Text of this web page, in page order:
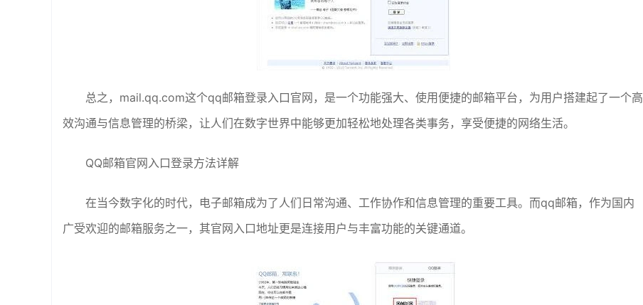
总之，mail.qq.com这个qq邮箱登录入口官网，是一个功能强大、使用便捷的邮箱平台，为用户搭建起了一个高
效沟通与信息管理的桥梁，让人们在数字世界中能够更加轻松地处理各类事务，享受便捷的网络生活。
QQ邮箱官网入口登录方法详解
在当今数字化的时代，电子邮箱成为了人们日常沟通、工作协作和信息管理的重要工具。而qq邮箱，作为国内
广受欢迎的邮箱服务之一，其官网入口地址更是连接用户与丰富功能的关键通道。